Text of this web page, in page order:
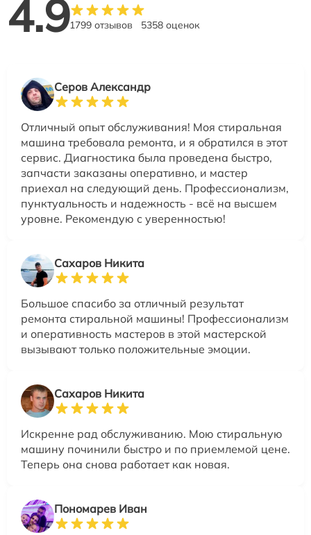
4.91799 отзывов 5358 оценок
Серов Александр
Отличный опыт обслуживания! Моя стиральная
машина требовала ремонта, и я обратился в этот
сервис. Диагностика была проведена быстро,
запчасти заказаны оперативно, и мастер
приехал на следующий день. Профессионализм,
пунктуальность и надежность - всё на высшем
уровне. Рекомендую с уверенностью!
Сахаров Никита
Большое спасибо за отличный результат
ремонта стиральной машины! Профессионализм
и оперативность мастеров в этой мастерской
вызывают только положительные эмоции.
Сахаров Никита
Искренне рад обслуживанию. Мою стиральную
машину починили быстро и по приемлемой цене.
Теперь она снова работает как новая.
Пономарев Иван